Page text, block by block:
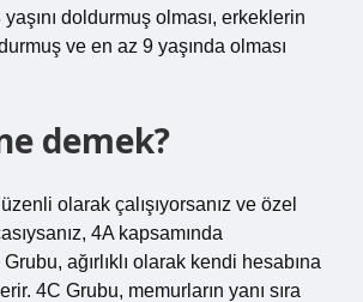
doldurmuş olması, erkeklerin
ve en az 9 yaşında olması
demek?
olarak çalışıyorsanız ve özel
4A kapsamında
Grubu, ağırlıklı olarak kendi hesabına
4C Grubu, memurların yanı sıra